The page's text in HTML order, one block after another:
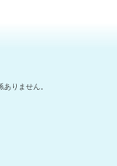
りません。